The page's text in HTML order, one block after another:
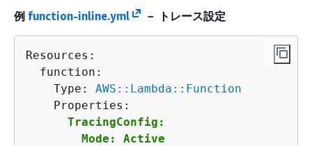
例 function-inline.yml － トレース設定
Resources:
  function:
    Type:
AWS::Lambda::Function
    Properties:
TracingConfig:
        Mode: Active